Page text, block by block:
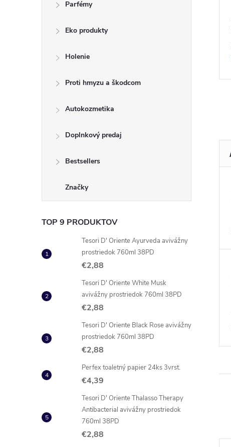
Parfémy
Eko produkty
Holenie
Proti hmyzu a škodcom
Autokozmetika
Doplnkový predaj
Bestsellers
Značky
TOP 9 PRODUKTOV
Tesori D' Oriente Ayurveda avivážny
prostriedok 760ml 38PD
€2,88
Tesori D' Oriente White Musk
avivážny prostriedok 760ml 38PD
€2,88
Tesori D' Oriente Black Rose avivážny
prostriedok 760ml 38PD
€2,88
Perfex toaletný papier 24ks 3vrst.
€4,39
Tesori D' Oriente Thalasso Therapy
Antibacterial avivážny prostriedok
760ml 38PD
€2,88
DO KOŠÍKA
Lemon 500 g